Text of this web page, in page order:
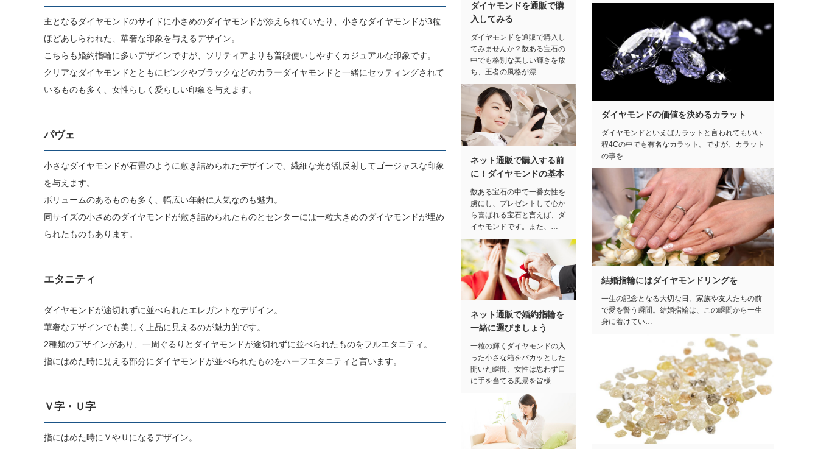
主となるダイヤモンドのサイドに小さめのダイヤモンドが添えられていたり、小さなダイヤモンドが3粒
ほどあしらわれた、華奢な印象を与えるデザイン。
こちらも婚約指輪に多いデザインですが、ソリティアよりも普段使いしやすくカジュアルな印象です。
クリアなダイヤモンドとともにピンクやブラックなどのカラーダイヤモンドと一緒にセッティングされて
いるものも多く、女性らしく愛らしい印象を与えます。
パヴェ
小さなダイヤモンドが石畳のように敷き詰められたデザインで、繊細な光が乱反射してゴージャスな印象
を与えます。
ボリュームのあるものも多く、幅広い年齢に人気なのも魅力。
同サイズの小さめのダイヤモンドが敷き詰められたものとセンターには一粒大きめのダイヤモンドが埋め
られたものもあります。
エタニティ
ダイヤモンドが途切れずに並べられたエレガントなデザイン。
華奢なデザインでも美しく上品に見えるのが魅力的です。
2種類のデザインがあり、一周ぐるりとダイヤモンドが途切れずに並べられたものをフルエタニティ。
指にはめた時に見える部分にダイヤモンドが並べられたものをハーフエタニティと言います。
Ｖ字・Ｕ字
指にはめた時にＶやＵになるデザイン。
ダイヤモンドを通販で購
入してみる
ダイヤモンドを通販で購入し
てみませんか？数ある宝石の
中でも格別な美しい輝きを放
ち、王者の風格が漂…
ネット通販で購入する前
に！ダイヤモンドの基本
数ある宝石の中で一番女性を
虜にし、プレゼントして心か
ら喜ばれる宝石と言えば、ダ
イヤモンドです。また、…
ネット通販で婚約指輪を
一緒に選びましょう
一粒の輝くダイヤモンドの入
った小さな箱をパカッとした
開いた瞬間、女性は思わず口
に手を当てる風景を皆様…
ダイヤモンドの価値を決めるカラット
ダイヤモンドといえばカラットと言われてもいい
程4Cの中でも有名なカラット。ですが、カラット
の事を…
結婚指輪にはダイヤモンドリングを
一生の記念となる大切な日。家族や友人たちの前
で愛を誓う瞬間。結婚指輪は、この瞬間から一生
身に着けてい…